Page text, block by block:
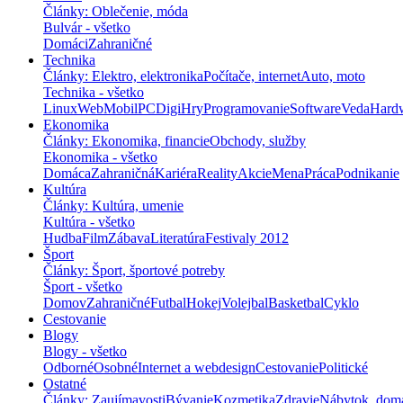
Články: Oblečenie, móda
Bulvár - všetko
DomáciZahraničné
Technika
Články: Elektro, elektronikaPočítače, internetAuto, moto
Technika - všetko
LinuxWebMobilPCDigiHryProgramovanieSoftwareVeda
Ekonomika
Články: Ekonomika, financieObchody, služby
Ekonomika - všetko
DomácaZahraničnáKariéraRealityAkcieMenaPrácaPodnikanie
Kultúra
Články: Kultúra, umenie
Kultúra - všetko
HudbaFilmZábavaLiteratúraFestivaly 2012
Šport
Články: Šport, športové potreby
Šport - všetko
DomovZahraničnéFutbalHokejVolejbalBasketbalCyklo
Cestovanie
Blogy
Blogy - všetko
OdbornéOsobnéInternet a webdesignCestovaniePolitické
Ostatné
Články: ZaujímavostiBývanieKozmetikaZdravieNábytok,